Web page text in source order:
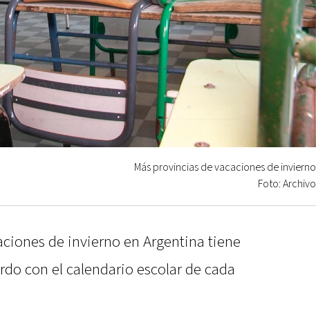
Más provincias de vacaciones de invierno
Foto: Archivo
de invierno en Argentina tiene
con el calendario escolar de cada